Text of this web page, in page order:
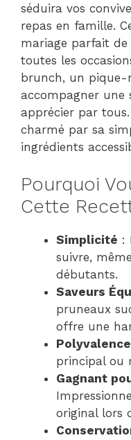
séduira vos
repas en famille.
mariage parfait de
toutes les
brunch, un
accompagner une
apprécier par
charmé par sa
ingrédients
Pourquoi
Cette
Simplicité :
suivre,
débutants.
Saveurs
pruneaux
offre une
Polyvalence
principal ou
Gagnant
original lors